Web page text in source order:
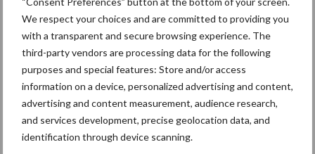
We respect your choices and are committed to providing you
with a transparent and secure browsing experience. The
third-party vendors are processing data for the following
purposes and special features: Store and/or access
information on a device, personalized advertising and content,
advertising and content measurement, audience research,
and services development, precise geolocation data, and
identification through device scanning.
samengesteld. Deze zijn direct uit voorraad …[Lees meer...]over
Van onze partner Numatic
Numatic beschermingsmiddelen: hard tegen ziekmakers, zacht
4 juni 2020